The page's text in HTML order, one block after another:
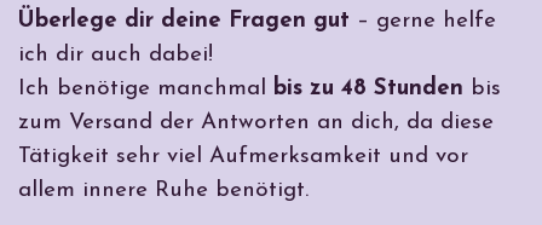
Überlege dir deine Fragen gut – gerne helfe
ich dir auch dabei!
Ich benötige manchmal bis zu 48 Stunden bis
zum Versand der Antworten an dich, da diese
Tätigkeit sehr viel Aufmerksamkeit und vor
allem innere Ruhe benötigt.